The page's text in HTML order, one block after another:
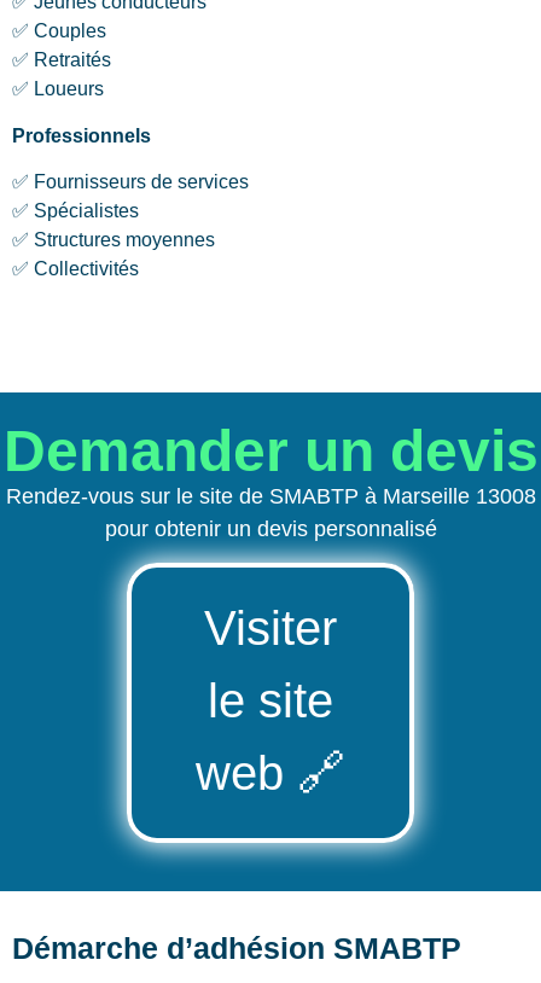
✅ Couples
✅ Retraités
✅ Loueurs
Professionnels
✅ Fournisseurs de services
✅ Spécialistes
✅ Structures moyennes
✅ Collectivités
Demander un devis
Rendez-vous sur le site de SMABTP à Marseille 13008
pour obtenir un devis personnalisé
Visiter
le site
web 🔗
Démarche d’adhésion SMABTP